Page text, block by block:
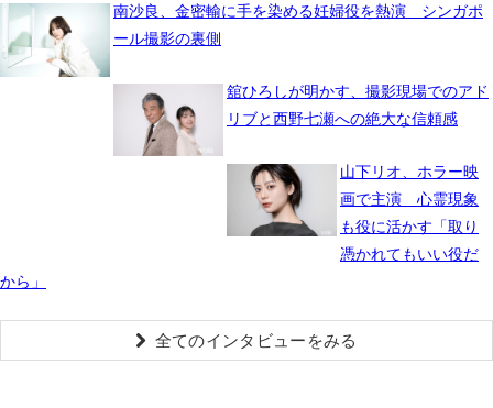
南沙良、金密輸に手を染める妊婦役を熱演 シンガポ
ール撮影の裏側
舘ひろしが明かす、撮影現場でのアド
リブと西野七瀬への絶大な信頼感
山下リオ、ホラー映
画で主演 心霊現象
も役に活かす「取り
憑かれてもいい役だ
から」
全てのインタビューをみる